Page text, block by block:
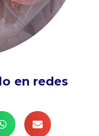
en redes